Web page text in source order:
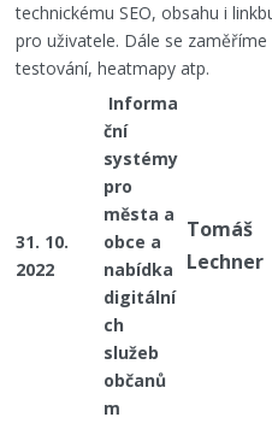
technickému SEO, obsahu i
pro uživatele. Dále se zaměříme
testování, heatmapy atp.
31. 10.
2022
Informa
ční
systémy
pro
města a
obce a
nabídka
digitální
ch
služeb
občanů
m
Tomáš
Lechner